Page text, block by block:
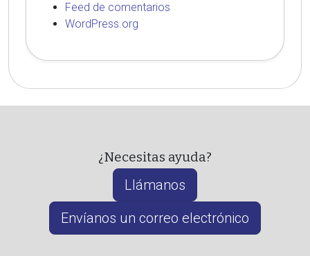
Feed de comentarios
WordPress.org
¿Necesitas ayuda?
Llámanos
Envíanos un correo electrónico